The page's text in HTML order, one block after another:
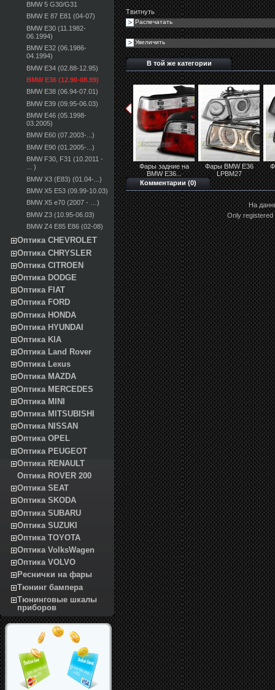
BMW 5 G30/G31
BMW E 87 E81 (04-07)
BMW E30 (11.1982-
06.1994)
BMW E32 (06.1986-
04.1994)
BMW E34 (02.88-12.95)
BMW E36 (12.90-08.99)
BMW E38 (06.94-07.01)
BMW E39 (09.95-06.03)
BMW E46 (05.1998-
03.2005)
BMW E60 (07.2003-...)
BMW E90 (01.2005-...)
BMW F30, F31 (10.2011 -
... )
BMW X3 (E83) (01.04-...)
BMW X5 E53 (09.99-10.03)
BMW X5 e70 (2007 - …)
BMW Z3 (10.95-06.03)
BMW Z4 E85 E86 (02-08)
Оптика CHEVROLET
Оптика CHRYSLER
Оптика CITROEN
Оптика DODGE
Оптика FIAT
Оптика FORD
Оптика HONDA
Оптика HYUNDAI
Оптика KIA
Оптика Land Rover
Оптика Lexus
Оптика MAZDA
Оптика MERCEDES
Оптика MINI
Оптика MITSUBISHI
Оптика NISSAN
Оптика OPEL
Оптика PEUGEOT
Оптика RENAULT
Оптика ROVER 200
Оптика SEAT
Оптика SKODA
Оптика SUBARU
Оптика SUZUKI
Оптика TOYOTA
Оптика VolksWagen
Оптика VOLVO
Реснички на фары
Тюнинг бампера
Тюнинговые шкалы
приборов
Твитнуть
Распечатать
Увеличить
В той же категории
Фары задние на
BMW E36...
Фары BMW E36
LPBM27
Комментарии (0)
На
Only